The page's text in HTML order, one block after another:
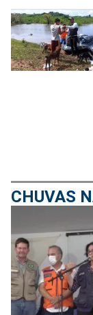
CHUVAS